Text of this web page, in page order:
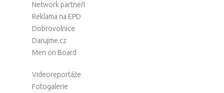
Network partneři
Reklama na EPD
Dobrovolnice
Darujme.cz
Men on Board
Videoreportáže
Fotogalerie